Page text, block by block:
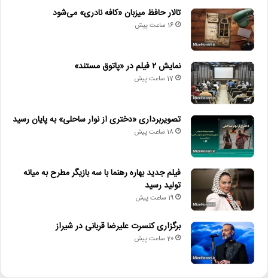
تالار حافظ میزبان «کافه نادری» می‌شود
16 ساعت پیش
نمایش ۲ فیلم در «پاتوق مستند»
17 ساعت پیش
تصویربرداری «دختری از نوار ساحلی» به پایان رسید
18 ساعت پیش
فیلم جدید بهاره رهنما با سه بازیگر مطرح به میانه
تولید رسید
19 ساعت پیش
برگزاری کنسرت علیرضا قربانی در شیراز
20 ساعت پیش